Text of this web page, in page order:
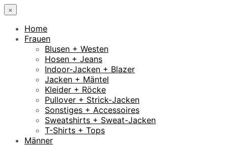
×
Home
Frauen
Blusen + Westen
Hosen + Jeans
Indoor-Jacken + Blazer
Jacken + Mäntel
Kleider + Röcke
Pullover + Strick-Jacken
Sonstiges + Accessoires
Sweatshirts + Sweat-Jacken
T-Shirts + Tops
Männer